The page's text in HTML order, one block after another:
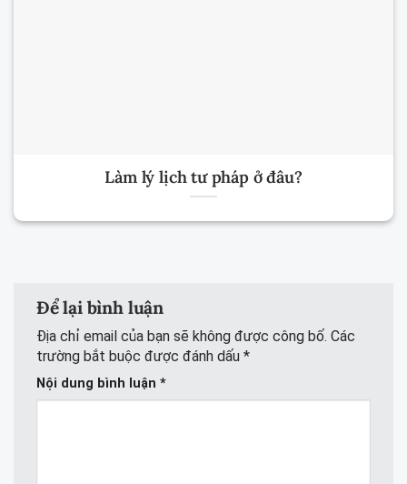
Làm lý lịch tư pháp ở đâu?
Để lại bình luận
Địa chỉ email của bạn sẽ không được công bố. Các
trường bắt buộc được đánh dấu *
Nội dung bình luận *